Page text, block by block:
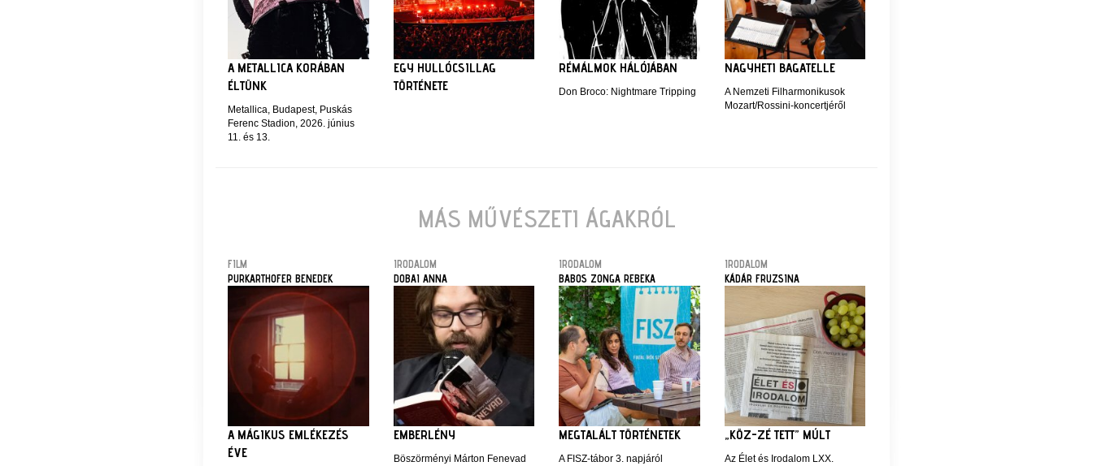
A METALLICA KORÁBAN
ÉLTÜNK
Metallica, Budapest, Puskás
Ferenc Stadion, 2026. június
11. és 13.
EGY HULLÓCSILLAG
TÖRTÉNETE
RÉMÁLMOK HÁLÓJÁBAN
Don Broco: Nightmare Tripping
NAGYHETI BAGATELLE
A Nemzeti Filharmonikusok
Mozart/Rossini-koncertjéről
MÁS MŰVÉSZETI ÁGAKRÓL
FILM
PURKARTHOFER BENEDEK
A MÁGIKUS EMLÉKEZÉS
ÉVE
IRODALOM
DOBAI ANNA
EMBERLÉNY
Böszörményi Márton Fenevad
IRODALOM
BABOS ZONGA REBEKA
MEGTALÁLT TÖRTÉNETEK
A FISZ-tábor 3. napjáról
IRODALOM
KÁDÁR FRUZSINA
„KÖZ-ZÉ TETT” MÚLT
Az Élet és Irodalom LXX.